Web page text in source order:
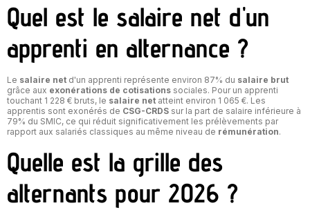
Quel est le salaire net d'un
apprenti en alternance ?
Le salaire net d'un apprenti représente environ 87% du salaire brut
grâce aux exonérations de cotisations sociales. Pour un apprenti
touchant 1 228 € bruts, le salaire net atteint environ 1 065 €. Les
apprentis sont exonérés de CSG-CRDS sur la part de salaire inférieure à
79% du SMIC, ce qui réduit significativement les prélèvements par
rapport aux salariés classiques au même niveau de rémunération.
Quelle est la grille des
alternants pour 2026 ?